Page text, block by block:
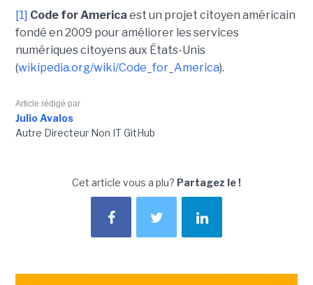
[1] Code for America est un projet citoyen américain
fondé en 2009 pour améliorer les services
numériques citoyens aux États-Unis
(wikipedia.org/wiki/Code_for_America).
Article rédigé par
Julio Avalos
Autre Directeur Non IT GitHub
Cet article vous a plu? Partagez le !